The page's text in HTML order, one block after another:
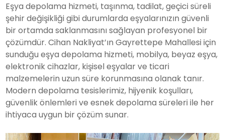
Eşya depolama hizmeti, taşınma, tadilat, geçici süreli
şehir değişikliği gibi durumlarda eşyalarınızın güvenli
bir ortamda saklanmasını sağlayan profesyonel bir
çözümdür. Cihan Nakliyat’ın Gayrettepe Mahallesi için
sunduğu eşya depolama hizmeti, mobilya, beyaz eşya,
elektronik cihazlar, kişisel eşyalar ve ticari
malzemelerin uzun süre korunmasına olanak tanır.
Modern depolama tesislerimiz, hijyenik koşulları,
güvenlik önlemleri ve esnek depolama süreleri ile her
ihtiyaca uygun bir çözüm sunar.